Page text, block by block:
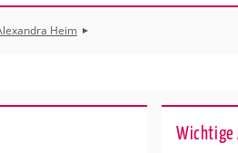
Heim
Wichtige